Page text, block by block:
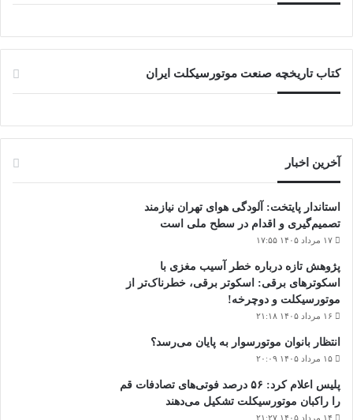
کتاب تاریخچه صنعت موتورسیکلت ایران
آخرین اخبار
استاندار پایتخت: آلودگی هوای تهران نیازمند
تصمیم‌گیری و اقدام در سطح ملی است
۱۷ مرداد ۱۴۰۵ ۱۷:۵۵
پژوهش تازه درباره خطر آسیب مغزی با
اسکوترهای برقی: اسکوتر برقی، خطرناک‌تر از
موتورسیکلت و دوچرخه!
۱۶ مرداد ۱۴۰۵ ۲۱:۱۸
انتظار بانوان موتورسوار به پایان می‌رسد؟
۱۵ مرداد ۱۴۰۵ ۲۰:۰۹
پلیس اعلام کرد: ۵۶ درصد فوتی‌های تصادفات قم
را راکبان موتورسیکلت تشکیل می‌دهند
۱۴ مرداد ۱۴۰۵ ۲۱:۲۷